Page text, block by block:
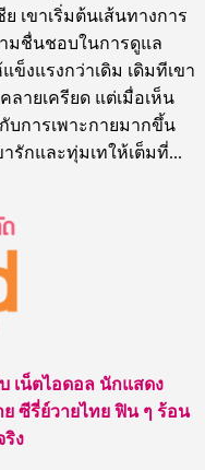
เขาเริ่มต้นเส้นทางการ
มชื่นชอบในการดูแล
งแรงกว่าเดิม เดิมทีเขา
ลายเครียด แต่เมื่อเห็น
บการเพาะกายมากขึ้น
รักและทุ่มเทให้เต็มที่...
เน็ตไอดอล นักแสดง
ซีรี่ย์วายไทย ฟิน ๆ ร้อน
ริง